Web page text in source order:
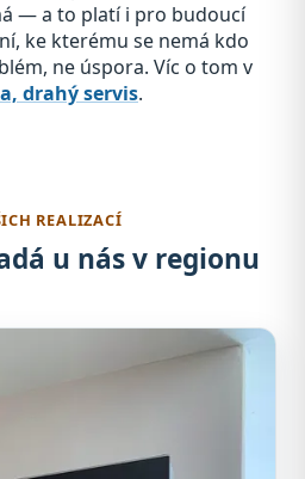
— a to platí i pro budoucí
ke kterému se nemá kdo
ne úspora. Víc o tom v
drahý servis.
REALIZACÍ
u nás v regionu